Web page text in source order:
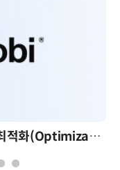
AI 시대의 의사결정을 바꾸는 수리최적화(Optimization): 실제 산업 적용 사례와 활용 전략